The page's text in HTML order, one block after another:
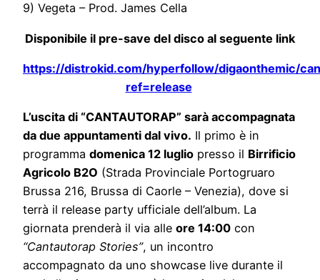
9) Vegeta – Prod. James Cella
Disponibile il pre-save del disco al seguente link
https://distrokid.com/hyperfollow/digaonthemic/
ref=release
L’uscita di “CANTAUTORAP” sarà accompagnata
da due appuntamenti dal vivo. Il primo è in
programma domenica 12 luglio presso il Birrificio
Agricolo B2O (Strada Provinciale Portogruaro
Brussa 216, Brussa di Caorle – Venezia), dove si
terrà il release party ufficiale dell’album. La
giornata prenderà il via alle ore 14:00 con
“Cantautorap Stories”, un incontro
accompagnato da uno showcase live durante il